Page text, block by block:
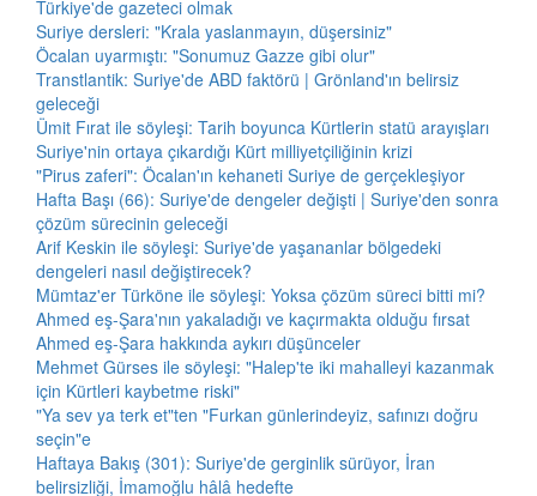
Türkiye'de gazeteci olmak
Suriye dersleri: "Krala yaslanmayın, düşersiniz"
Öcalan uyarmıştı: "Sonumuz Gazze gibi olur"
Transtlantik: Suriye'de ABD faktörü | Grönland'ın belirsiz
geleceği
Ümit Fırat ile söyleşi: Tarih boyunca Kürtlerin statü arayışları
Suriye'nin ortaya çıkardığı Kürt milliyetçiliğinin krizi
"Pirus zaferi": Öcalan'ın kehaneti Suriye de gerçekleşiyor
Hafta Başı (66): Suriye'de dengeler değişti | Suriye'den sonra
çözüm sürecinin geleceği
Arif Keskin ile söyleşi: Suriye'de yaşananlar bölgedeki
dengeleri nasıl değiştirecek?
Mümtaz'er Türköne ile söyleşi: Yoksa çözüm süreci bitti mi?
Ahmed eş-Şara'nın yakaladığı ve kaçırmakta olduğu fırsat
Ahmed eş-Şara hakkında aykırı düşünceler
Mehmet Gürses ile söyleşi: "Halep'te iki mahalleyi kazanmak
için Kürtleri kaybetme riski"
"Ya sev ya terk et"ten "Furkan günlerindeyiz, safınızı doğru
seçin"e
Haftaya Bakış (301): Suriye'de gerginlik sürüyor, İran
belirsizliği, İmamoğlu hâlâ hedefte